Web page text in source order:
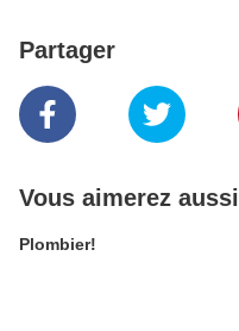
Partager
Vous aimerez aussi
Plombier!